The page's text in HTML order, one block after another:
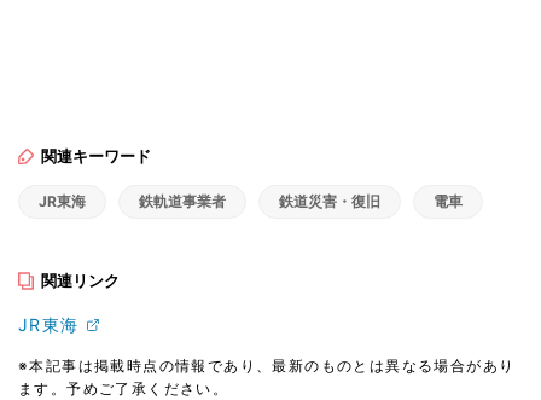
関連キーワード
JR東海 鉄軌道事業者 鉄道災害・復旧 電車
関連リンク
JR東海
※本記事は掲載時点の情報であり、最新のものとは異なる場合があり
ます。予めご了承ください。